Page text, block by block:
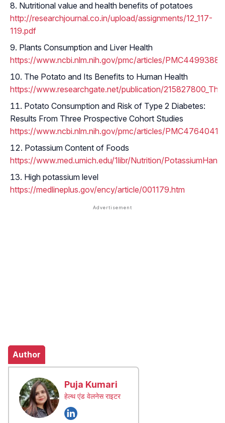
Nutritional value and health benefits of potatoes
http://researchjournal.co.in/upload/assignments/12_117-
119.pdf
Plants Consumption and Liver Health
https://www.ncbi.nlm.nih.gov/pmc/articles/PMC4499388/
The Potato and Its Benefits to Human Health
https://www.researchgate.net/publication/
Potato Consumption and Risk of Type 2 Diabetes:
Results From Three Prospective Cohort Studies
https://www.ncbi.nlm.nih.gov/pmc/articles/PMC4764041/
Potassium Content of Foods
https://www.med.umich.edu/1libr/Nutrition/
High potassium level
https://medlineplus.gov/ency/article/001179.htm
Author
Puja Kumari
हेल्थ एंड वेलनेस राइटर